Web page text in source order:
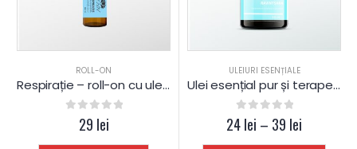
ROLL-ON
Respirație – roll-on cu uleiuri esențiale contra răcelii
out of 5
29 lei
ULEIURI ESENȚIALE
Ulei esențial pur și terapeutic de Ravintsara
0 out of 5
24lei – 39 lei